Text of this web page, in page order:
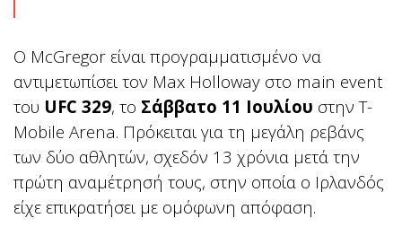
Ο McGregor είναι προγραμματισμένο να
αντιμετωπίσει τον Max Holloway στο main event
του UFC 329, το Σάββατο 11 Ιουλίου στην T-
Mobile Arena. Πρόκειται για τη μεγάλη ρεβάνς
των δύο αθλητών, σχεδόν 13 χρόνια μετά την
πρώτη αναμέτρησή τους, στην οποία ο Ιρλανδός
είχε επικρατήσει με ομόφωνη απόφαση.